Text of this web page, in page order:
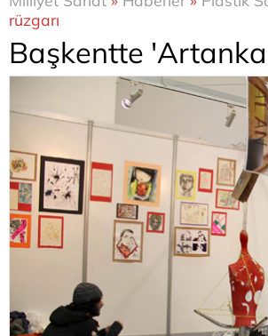
rüzgarı
Başkentte